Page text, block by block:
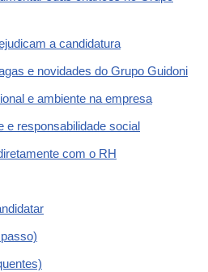
a candidatura
e novidades do Grupo Guidoni
e ambiente na empresa
e responsabilidade social
com o RH